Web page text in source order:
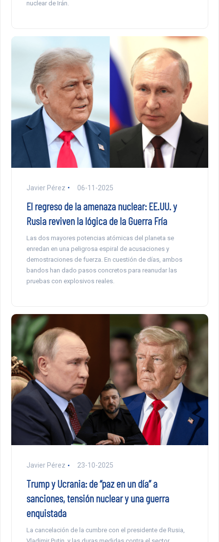
nuclear de Irán.
Javier Pérez 06-11-2025
El regreso de la amenaza nuclear: EE.UU. y
Rusia reviven la lógica de la Guerra Fría
Las dos mayores potencias atómicas del planeta se
enredan en una peligrosa espiral de acusaciones y
demostraciones de fuerza. En cuestión de días, ambos
bandos han dado pasos concretos para reanudar las
pruebas con explosivos reales.
Javier Pérez 23-10-2025
Trump y Ucrania: de “paz en un día” a
sanciones, tensión nuclear y una guerra
enquistada
La cancelación de la cumbre con el presidente de Rusia,